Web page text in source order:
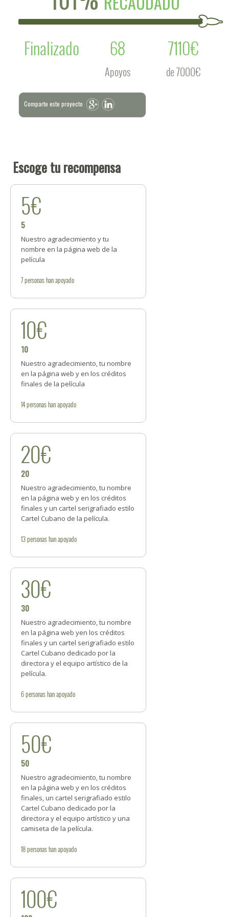
Finalizado
68
Apoyos
7110€
de 7000€
Comparte este proyecto
Escoge tu recompensa
5€
5
Nuestro agradecimiento y tu
nombre en la página web de la
película
7personashan apoyado
10€
10
Nuestro agradecimiento, tu nombre
en la página web y en los créditos
finales de la película
14personashan apoyado
20€
20
Nuestro agradecimiento, tu nombre
en la página web y en los créditos
finales y un cartel serigrafiado estilo
Cartel Cubano de la película.
13personashan apoyado
30€
30
Nuestro agradecimiento, tu nombre
en la página web yen los créditos
finales y un cartel serigrafiado estilo
Cartel Cubano dedicado por la
directora y el equipo artístico de la
película.
6personashan apoyado
50€
50
Nuestro agradecimiento, tu nombre
en la página web y en los créditos
finales, un cartel serigrafiado estilo
Cartel Cubano dedicado por la
directora y el equipo artístico y una
camiseta de la película.
18personashan apoyado
100€